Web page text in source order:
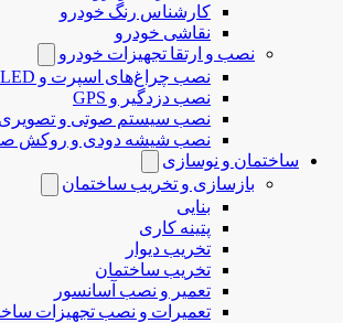
کارشناس رنگ خودرو
نقاشی خودرو
نصب و ارتقا تجهیزات خودرو
نصب چراغ‌های اسپرت و LED
نصب دزدگیر و GPS
نصب سیستم صوتی و تصویری
نصب شیشه دودی و روکش
ساختمان و نوسازی
بازسازی و تخریب ساختمان
بنایی
پتینه کاری
تخریب دیوار
تخریب ساختمان
تعمیر و نصب آسانسور
تعمیرات و نصب تجهیزات